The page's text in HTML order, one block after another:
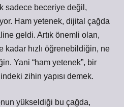
sadece beceriye değil,
Ham yetenek, dijital çağda
geldi. Artık önemli olan,
kadar hızlı öğrenebildiğin, ne
Yani “ham yetenek”, bir
zihin yapısı demek.
yükseldiği bu çağda,